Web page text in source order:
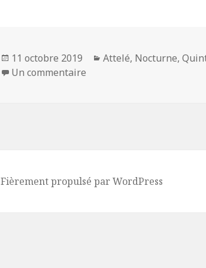
Publié
le
11 octobre 2019 Catégories
Attelé, Nocturne,
Un commentaire
Fièrement propulsé par WordPress